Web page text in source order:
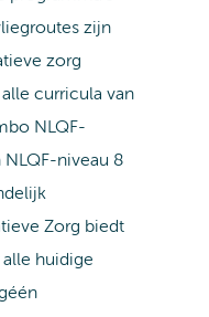
zijn
zorg
curricula van
NLQF-
niveau 8
Zorg biedt
huidige